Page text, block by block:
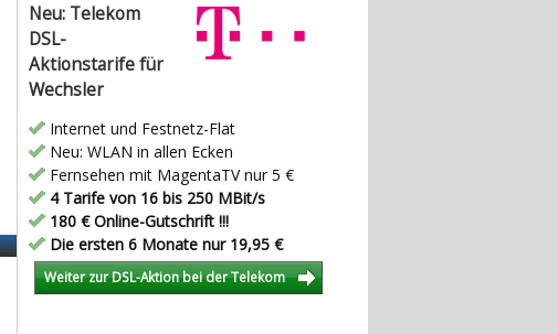
Neu: Telekom
DSL-
Aktionstarife für
Wechsler
Internet und Festnetz-Flat
Neu: WLAN in allen Ecken
Fernsehen mit MagentaTV nur 5 €
4 Tarife von 16 bis 250 MBit/s
180 € Online-Gutschrift !!!
Die ersten 6 Monate nur 19,95 €
Weiter zur DSL-Aktion bei der Telekom